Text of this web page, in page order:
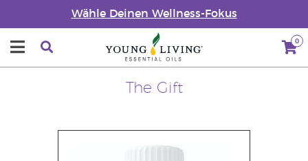
Wähle Deinen Wellness-Fokus
0
The Gift